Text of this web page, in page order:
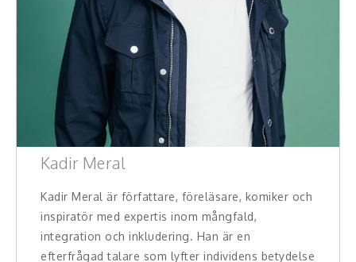
Kadir Meral
Kadir Meral är författare, föreläsare, komiker och
inspiratör med expertis inom mångfald,
integration och inkludering. Han är en
efterfrågad talare som lyfter individens betydelse